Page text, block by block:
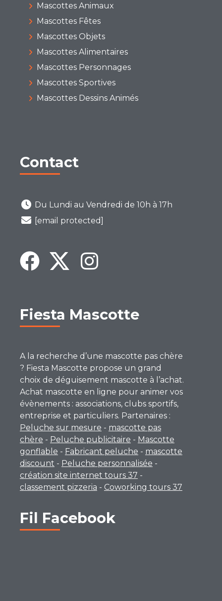
Mascottes Animaux
Mascottes Fêtes
Mascottes Objets
Mascottes Alimentaires
Mascottes Personnages
Mascottes Sportives
Mascottes Dessins Animés
Contact
Du Lundi au Vendredi de 10h à 17h
[email protected]
Fiesta Mascotte
A la recherche d’une mascotte pas chère
? Fiesta Mascotte propose un grand
choix de déguisement mascotte à l’achat.
Achat mascotte en ligne pour animer vos
évènements : associations, clubs sportifs,
entreprise et particuliers. Partenaires :
Peluche sur mesure - mascotte pas
chère - Peluche publicitaire - Mascotte
gonflable - Fabricant peluche - mascotte
discount - Peluche personnalisée -
création site internet tours 37 -
classement pizzeria - Coworking tours 37
Fil Facebook